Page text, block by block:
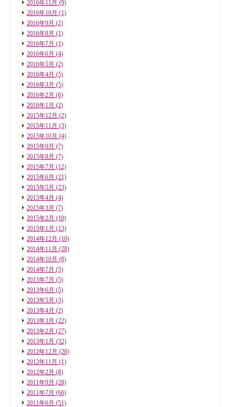
2016年11月 (9)
2016年10月 (1)
2016年9月 (2)
2016年8月 (1)
2016年7月 (1)
2016年6月 (4)
2016年5月 (2)
2016年4月 (5)
2016年3月 (5)
2016年2月 (6)
2016年1月 (2)
2015年12月 (2)
2015年11月 (3)
2015年10月 (4)
2015年9月 (7)
2015年8月 (7)
2015年7月 (12)
2015年6月 (21)
2015年5月 (23)
2015年4月 (4)
2015年3月 (7)
2015年2月 (10)
2015年1月 (13)
2014年12月 (10)
2014年11月 (28)
2014年10月 (8)
2014年7月 (5)
2013年7月 (5)
2013年6月 (5)
2013年5月 (3)
2013年4月 (2)
2013年3月 (22)
2013年2月 (27)
2013年1月 (32)
2012年12月 (28)
2012年11月 (1)
2012年2月 (8)
2011年9月 (28)
2011年7月 (66)
2011年6月 (51)